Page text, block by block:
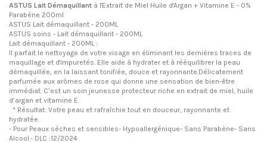
ASTUS Lait Démaquillant à l'Extrait de Miel Huile d'Argan + Vitamine E - 0%
Parabène 200ml
ASTUS Lait démaquillant - 200ML
ASTUS soins - Lait démaquillant - 200ML
Lait démaquillant - 200ML :
Il parfait le nettoyage de votre visage en éliminant les dernières traces de
maquillage et d'impuretés. Elle aide à hydrater et à rééquilibrer la peau
démaquillée, en la laissant tonifiée, douce et rayonnante.Délicatement
parfumée aux arômes de rose qui donne une sensation de bien-être
immédiat. C’est un soin jeunesse protecteur riche en extrait de miel, huile
d’argan et vitamine E.
* Résultat: Votre peau et rafraîchie tout en douceur, rayonnante et
hydratée.
- Pour Peaux sèches et sensibles- Hypoallergénique- Sans Parabène- Sans
Alcool.- DLC :12/2024